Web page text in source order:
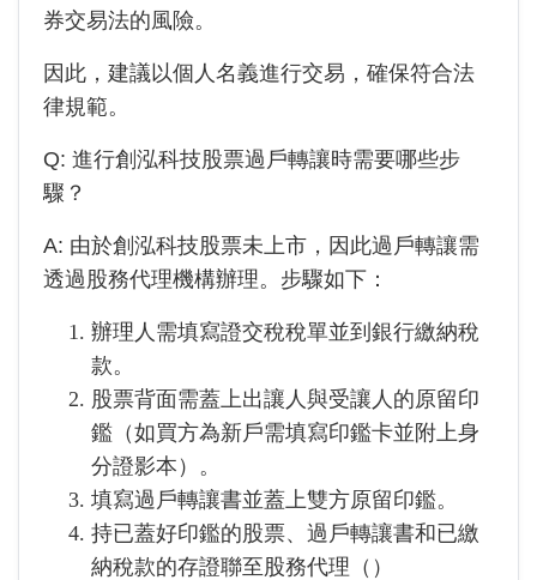
券交易法的風險。
因此，建議以個人名義進行交易，確保符合法
律規範。
Q: 進行創泓科技股票過戶轉讓時需要哪些步
驟？
A: 由於創泓科技股票未上市，因此過戶轉讓需
透過股務代理機構辦理。步驟如下：
辦理人需填寫證交稅稅單並到銀行繳納稅
款。
股票背面需蓋上出讓人與受讓人的原留印
鑑（如買方為新戶需填寫印鑑卡並附上身
分證影本）。
填寫過戶轉讓書並蓋上雙方原留印鑑。
持已蓋好印鑑的股票、過戶轉讓書和已繳
納稅款的存證聯至股務代理（ ）